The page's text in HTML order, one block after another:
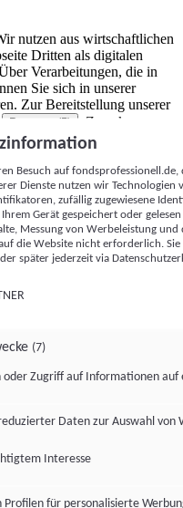
nutzen aus wirtschaftlichen
Dritten als digitalen
Verarbeitungen, die in
Sie sich in unserer
Zur Bereitstellung unserer
Partnern (5)
. Zwecke:
von Werbeleistung
Zielgruppenforschung.
Kennungen (z. B. login-
Kennungen,
mit anderen
Technologien usw.) auf
ausgelesen werden, um es
App oder einer Webseite
der hier aufgeführten
Besuch auf
Dienste nutzen wir Technologien
zufällig zugewiesene
Gerät gespeichert oder
Messung von Werbeleistung
die Website nicht erforderlich.
später jederzeit via
(7)
oder Zugriff auf Informationen auf
Daten zur Auswahl von
Interesse
Profilen für personalisierte